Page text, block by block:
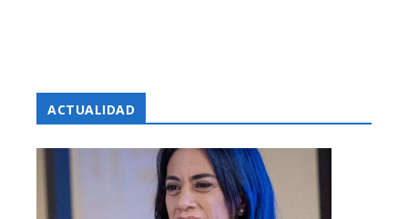
ACTUALIDAD